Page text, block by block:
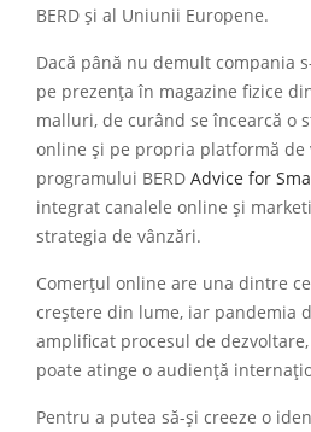
BERD și al Uniunii Europene.
Dacă până nu demult compania
pe prezența în magazine fizice
malluri, de curând se încearcă o
online și pe propria platformă de
programului BERD Advice for
integrat canalele online și
strategia de vânzări.
Comerțul online are una dintre
creștere din lume, iar pandemia
amplificat procesul de
poate atinge o audiență
Pentru a putea să-și creeze o